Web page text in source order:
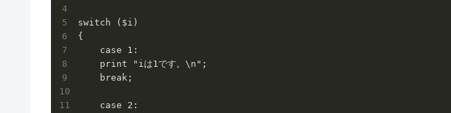
switch ($i)
{
    case 1:
    print "iは1です。\n";
    break;
    case 2: